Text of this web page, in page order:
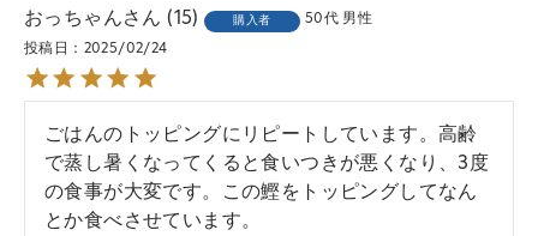
おっちゃん 15 購入者 50代 男性
投稿日 2025/02/24
ごはんのトッピングにリピートしています。高齢
で蒸し暑くなってくると食いつきが悪くなり、3度
の食事が大変です。この鰹をトッピングしてなん
とか食べさせています。